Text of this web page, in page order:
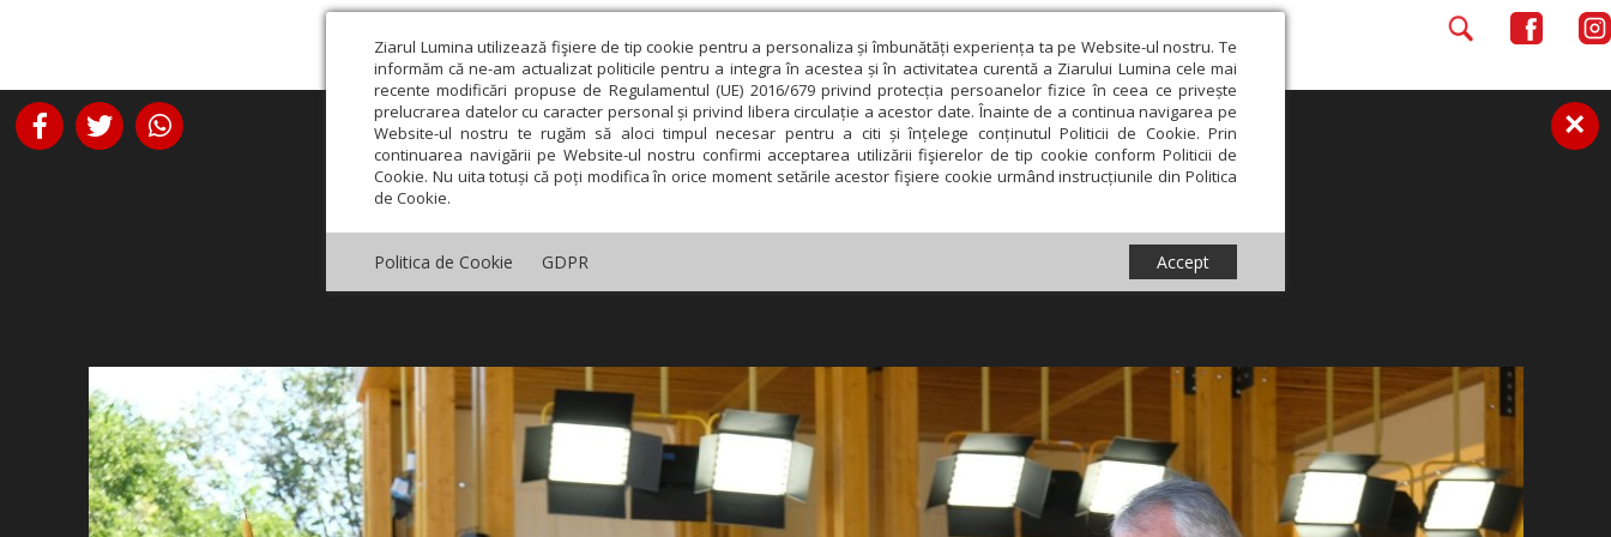
Ziarul Lumina utilizează fişiere de tip cookie pentru a personaliza și îmbunătăți experiența ta pe Website-ul nostru. Te
informăm că ne-am actualizat politicile pentru a integra în acestea și în activitatea curentă a Ziarului Lumina cele mai
recente modificări propuse de Regulamentul (UE) 2016/679 privind protecția persoanelor fizice în ceea ce privește
prelucrarea datelor cu caracter personal și privind libera circulație a acestor date. Înainte de a continua navigarea pe
Website-ul nostru te rugăm să aloci timpul necesar pentru a citi și înțelege conținutul Politicii de Cookie. Prin
continuarea navigării pe Website-ul nostru confirmi acceptarea utilizării fişierelor de tip cookie conform Politicii de
Cookie. Nu uita totuși că poți modifica în orice moment setările acestor fişiere cookie urmând instrucțiunile din Politica
de Cookie.
Politica de Cookie GDPR Accept
×